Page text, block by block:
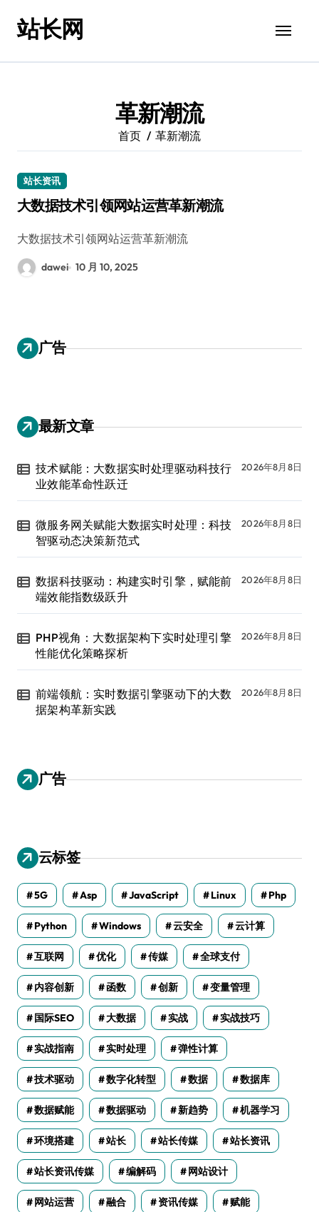
站长网
革新潮流
首页 革新潮流
站长资讯
大数据技术引领网站运营革新潮流
大数据技术引领网站运营革新潮流
dawei 10 月 10, 2025
广告
最新文章
技术赋能：大数据实时处理驱动科技行
业效能革命性跃迁
2026年8月8日
微服务网关赋能大数据实时处理：科技
智驱动态决策新范式
2026年8月8日
数据科技驱动：构建实时引擎，赋能前
端效能指数级跃升
2026年8月8日
PHP视角：大数据架构下实时处理引擎
性能优化策略探析
2026年8月8日
前端领航：实时数据引擎驱动下的大数
据架构革新实践
2026年8月8日
广告
云标签
5G Asp JavaScript Linux Php
Python Windows 云安全 云计算
互联网 优化 传媒 全球支付
内容创新 函数 创新 变量管理
国际SEO 大数据 实战 实战技巧
实战指南 实时处理 弹性计算
技术驱动 数字化转型 数据 数据库
数据赋能 数据驱动 新趋势 机器学习
环境搭建 站长 站长传媒 站长资讯
站长资讯传媒 编解码 网站设计
网站运营 融合 资讯传媒 赋能